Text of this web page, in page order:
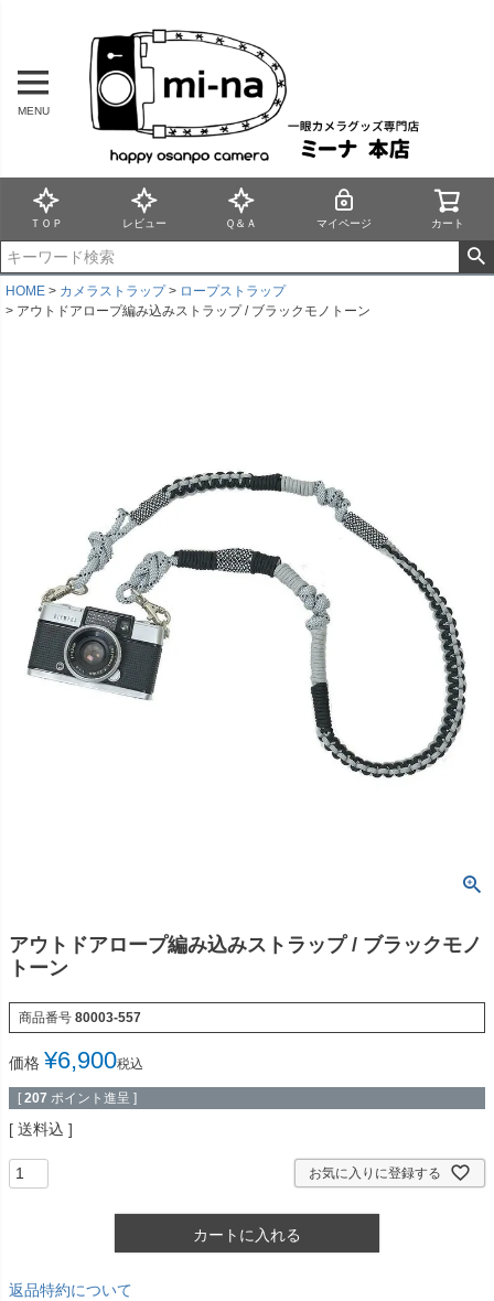
MENU
ＴＯＰ レビュー Ｑ＆Ａ マイページ カート
HOME カメラストラップ
ロープストラップ
アウトドアロープ編み込みストラップ / ブラックモノトーン
アウトドアロープ編み込みストラップ / ブラックモノ
トーン
商品番号 80003-557
価格 ¥6,900税込
[ 207 ポイント進呈 ]
送料込
お気に入りに登録する
カートに入れる
返品特約について